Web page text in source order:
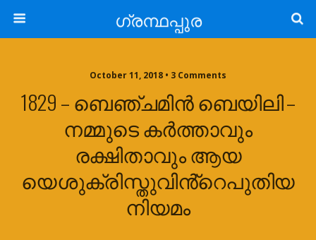
ഗ്രന്ഥപ്പുര
October 11, 2018 • 3 Comments
1829 – ബെഞ്ചമിൻ ബെയിലി –
നമ്മുടെ കർത്താവും
രക്ഷിതാവും ആയ
യെശുക്രിസ്തുവിൻ്റെപുതിയ
നിയമം